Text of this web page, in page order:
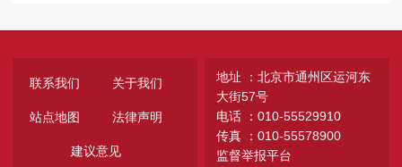
联系我们 关于我们
站点地图 法律声明
建议意见
地址 ：北京市通州区运河东
大街57号
电话 ：010-55529910
传真 ：010-55578900
监督举报平台